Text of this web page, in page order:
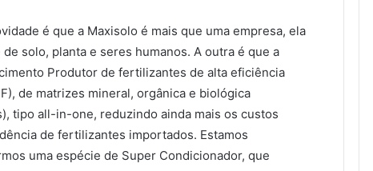
é que a Maxisolo é mais que uma empresa, ela
solo, planta e seres humanos. A outra é que a
Produtor de fertilizantes de alta eficiência
de matrizes mineral, orgânica e biológica
tipo all-in-one, reduzindo ainda mais os custos
de fertilizantes importados. Estamos
uma espécie de Super Condicionador, que